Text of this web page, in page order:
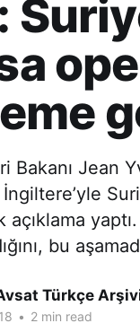
Bakanı Jean
açıklama
bu
Türkçe
• 2 min read